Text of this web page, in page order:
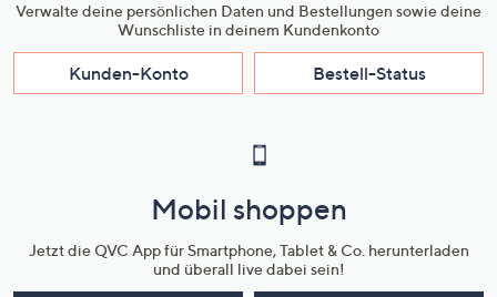
Verwalte deine persönlichen Daten und Bestellungen sowie deine
Wunschliste in deinem Kundenkonto
Kunden-Konto Bestell-Status
Mobil shoppen
Jetzt die QVC App für Smartphone, Tablet & Co. herunterladen
und überall live dabei sein!